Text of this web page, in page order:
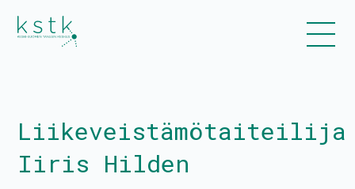
Kalenteri
Ohjelmisto
Liikeveistämötaiteilija
Iiris Hilden